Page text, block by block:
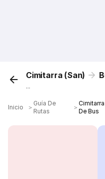
Cimitarra (San)
...
Inicio ＞
Guía De
Rutas
＞
De Bus